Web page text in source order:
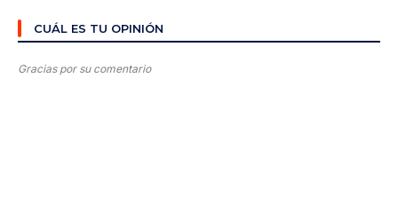
CUÁL ES TU OPINIÓN
Gracias por su comentario